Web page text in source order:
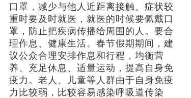
口罩，减少与他人近距离接触。症状较
重时要及时就医，就医的时候要佩戴口
罩，防止把疾病传播给周围的人。要合
理作息、健康生活。春节假期期间，建
议公众合理安排作息和行程，均衡营
养、充足休息、适量运动，提高自身免
疫力。老人、儿童等人群由于自身免疫
力比较弱，比较容易感染呼吸道传染